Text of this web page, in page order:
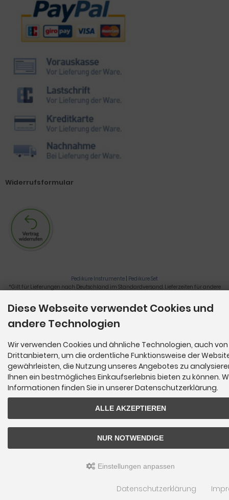
Zahlungsmethoden
Widerrufsformular
Pediküre Instrumente | Pediküre Set
*Gilt für Lieferungen nach Deutschland im Standardversand. Lieferzeiten für andere
Nagelzange, Podologie, Pediküre, Fußpflegegeräte, Nagelfräser © 2026
Diese Webseite verwendet Cookies und
andere Technologien
Wir verwenden Cookies und ähnliche Technologien, auch von
Drittanbietern, um die ordentliche Funktionsweise der
gewährleisten, die Nutzung unseres Angebotes zu
Ihnen ein bestmögliches Einkaufserlebnis bieten zu können.
Informationen finden Sie in unserer Datenschutzerklärung.
ALLE AKZEPTIEREN
NUR NOTWENDIGE
Einstellungen anpassen
Datenschutzerklärung